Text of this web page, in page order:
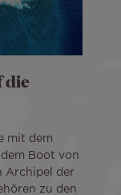
die
mit dem
Boot von
Archipel der
zu den